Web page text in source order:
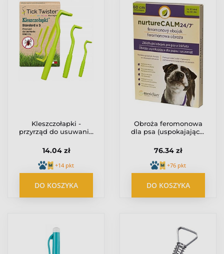
Kleszczołapki -
przyrząd do usuwania
14.04 zł
+14 pkt
DO KOSZYKA
Obroża feromonowa
dla psa (uspokajająca)
76.34 zł
+76 pkt
DO KOSZYKA